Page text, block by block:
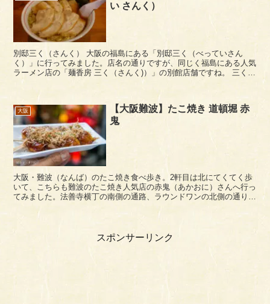
い さんく）
別邸三く（さんく） 大阪の福島にある「別邸三く（べっていさん
く）」に行ってみました。店名の通りですが、同じく福島にある人気
ラーメン店の「麺香房 三く（さんく)）」の別館店舗ですね。 三くの
大将さんが切り盛りされていました。常連さんな...
大阪
【大阪難波】たこ焼き 道頓堀 赤
鬼
大阪・難波（なんば）のたこ焼き食べ歩き。2軒目は北にてくてく歩
いて、こちらも難波のたこ焼き人気店の赤鬼（あかおに）さんへ行っ
てみました。法善寺横丁の南側の通路、ラウンドワンの北側の通りに
スポンサーリンク